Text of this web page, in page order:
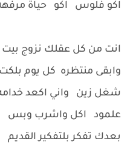
اكو فلوس اكو حياة
انت من كل عقلك نزوج
وابقى منتظره كل يوم
شغل زين واني اكعد
علمود اكل واشرب وبس
بعدك تفكر بلتفكير القديم